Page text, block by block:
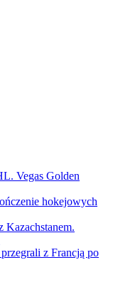
Vegas Golden
hokejowych
Kazachstanem.
z Francją po